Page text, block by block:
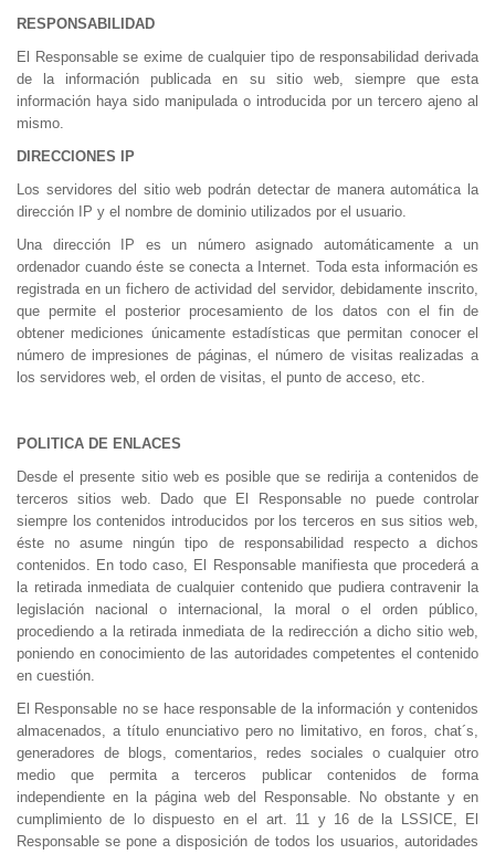
RESPONSABILIDAD
El Responsable se exime de cualquier tipo de responsabilidad derivada
de la información publicada en su sitio web, siempre que esta
información haya sido manipulada o introducida por un tercero ajeno al
mismo.
DIRECCIONES IP
Los servidores del sitio web podrán detectar de manera automática la
dirección IP y el nombre de dominio utilizados por el usuario.
Una dirección IP es un número asignado automáticamente a un
ordenador cuando éste se conecta a Internet. Toda esta información es
registrada en un fichero de actividad del servidor, debidamente inscrito,
que permite el posterior procesamiento de los datos con el fin de
obtener mediciones únicamente estadísticas que permitan conocer el
número de impresiones de páginas, el número de visitas realizadas a
los servidores web, el orden de visitas, el punto de acceso, etc.
POLITICA DE ENLACES
Desde el presente sitio web es posible que se redirija a contenidos de
terceros sitios web. Dado que El Responsable no puede controlar
siempre los contenidos introducidos por los terceros en sus sitios web,
éste no asume ningún tipo de responsabilidad respecto a dichos
contenidos. En todo caso, El Responsable manifiesta que procederá a
la retirada inmediata de cualquier contenido que pudiera contravenir la
legislación nacional o internacional, la moral o el orden público,
procediendo a la retirada inmediata de la redirección a dicho sitio web,
poniendo en conocimiento de las autoridades competentes el contenido
en cuestión.
El Responsable no se hace responsable de la información y contenidos
almacenados, a título enunciativo pero no limitativo, en foros, chat´s,
generadores de blogs, comentarios, redes sociales o cualquier otro
medio que permita a terceros publicar contenidos de forma
independiente en la página web del Responsable. No obstante y en
cumplimiento de lo dispuesto en el art. 11 y 16 de la LSSICE, El
Responsable se pone a disposición de todos los usuarios, autoridades